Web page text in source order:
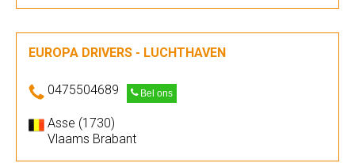
EUROPA DRIVERS - LUCHTHAVEN
0475504689 Bel ons
Asse (1730)
Vlaams Brabant